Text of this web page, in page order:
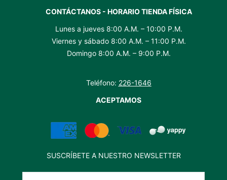
CONTÁCTANOS - HORARIO TIENDA FÍSICA
Lunes a jueves 8:00 A.M. – 10:00 P.M.
Viernes y sábado 8:00 A.M. – 11:00 P.M.
Domingo 8:00 A.M. – 9:00 P.M.
Teléfono: 226-1646
ACEPTAMOS
SUSCRÍBETE A NUESTRO NEWSLETTER